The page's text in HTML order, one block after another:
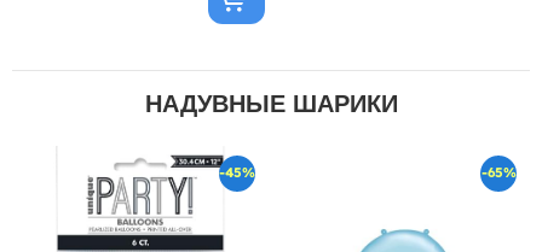
НАДУВНЫЕ ШАРИКИ
-45% -65%